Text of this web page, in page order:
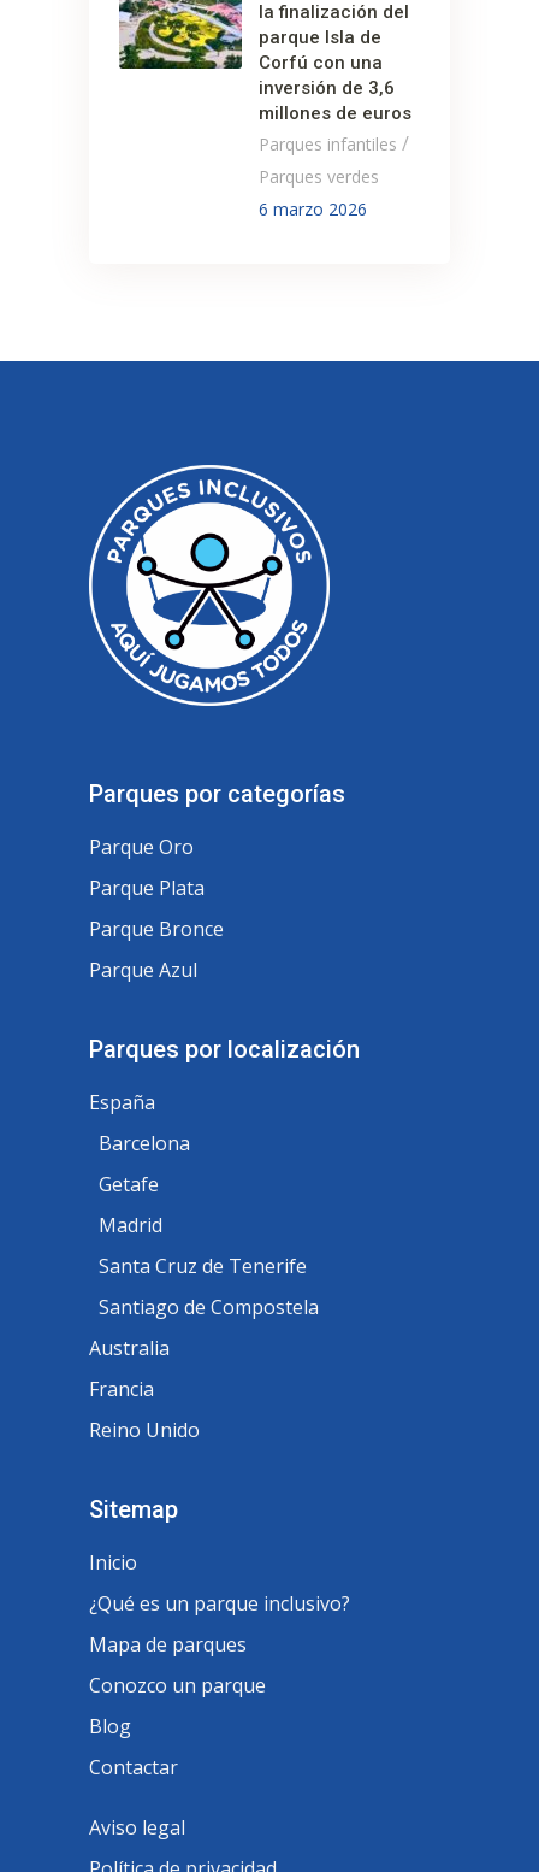
la finalización del
parque Isla de
Corfú con una
inversión de 3,6
millones de euros
Parques infantiles /
Parques verdes
6 marzo 2026
Parques por categorías
Parque Oro
Parque Plata
Parque Bronce
Parque Azul
Parques por localización
España
Barcelona
Getafe
Madrid
Santa Cruz de Tenerife
Santiago de Compostela
Australia
Francia
Reino Unido
Sitemap
Inicio
¿Qué es un parque inclusivo?
Mapa de parques
Conozco un parque
Blog
Contactar
Aviso legal